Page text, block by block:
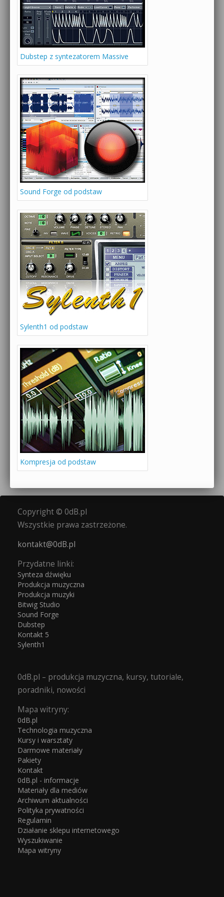
Dubstep z syntezatorem Massive
Sound Forge od podstaw
Sylenth1 od podstaw
Kompresja od podstaw
Copyright © 0dB.pl
Wszystkie prawa zastrzeżone.
kontakt@0dB.pl
Przydatne linki:
Synteza dźwięku
Produkcja muzyczna
Produkcja muzyki
Bitwig Studio
Sound Forge
Dubstep
Kontakt 5
Sylenth1
0dB.pl – produkcja muzyczna, kursy, tutoriale,
poradniki, nowości
Mapa witryny:
0dB.pl
Technologia muzyczna
Kursy i warsztaty
Darmowe materiały
Pakiety
Kontakt
0dB.pl - informacje
Materiały dla mediów
Archiwum aktualności
Polityka prywatności
Regulamin
Działanie sklepu internetowego
Wyszukiwanie
Mapa witryny